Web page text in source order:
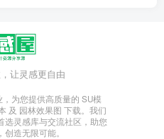
让灵感更自由
为您提供高质量的 SU模
及 园林效果图 下载。我们
选灵感库与交流社区，助您
造无限可能。